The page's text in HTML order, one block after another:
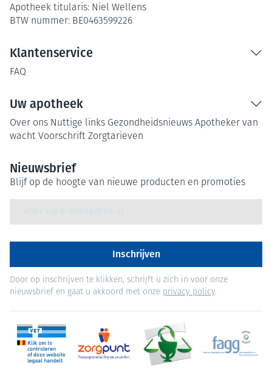
Apotheek titularis: Niel Wellens
BTW nummer: BE0463599226
Klantenservice
FAQ
Uw apotheek
Over ons Nuttige links Gezondheidsnieuws Apotheker van
wacht Voorschrift Zorgtarieven
Nieuwsbrief
Blijf op de hoogte van nieuwe producten en promoties
Inschrijven
Door op inschrijven te klikken, schrijft u zich in voor onze
nieuwsbrief en gaat u akkoord met onze privacy policy.